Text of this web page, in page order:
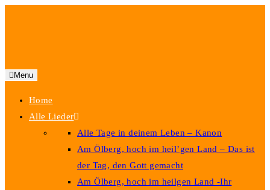
Menu
Home
Alle Lieder
Alle Tage in deinem Leben – Kanon
Am Ölberg, hoch im heil’gen Land – Das ist
der Tag, den Gott gemacht
Am Ölberg, hoch im heilgen Land -Ihr